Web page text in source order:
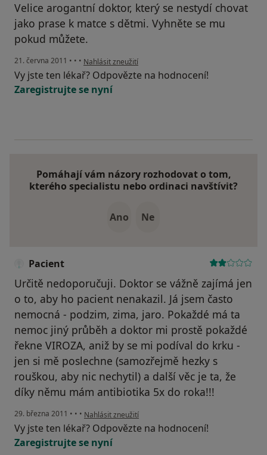
Velice arogantní doktor, který se nestydí chovat
jako prase k matce s dětmi. Vyhněte se mu
pokud můžete.
21. června 2011 • • • podle názoru uživatele Váš účet byl odstraněn
Nahlásit zneužití
Vy jste ten lékař? Odpovězte na hodnocení!
Zaregistrujte se nyní
Pomáhají vám názory rozhodovat o tom,
kterého specialistu nebo ordinaci navštívit?
Ano Ne
Pacient
Určitě nedoporučuji. Doktor se vážně zajímá jen
o to, aby ho pacient nenakazil. Já jsem často
nemocná - podzim, zima, jaro. Pokaždé má ta
nemoc jiný průběh a doktor mi prostě pokaždé
řekne VIROZA, aniž by se mi podíval do krku -
jen si mě poslechne (samozřejmě hezky s
rouškou, aby nic nechytil) a další věc je ta, že
díky němu mám antibiotika 5x do roka!!!
29. března 2011 • • • podle názoru uživatele Pacient
Nahlásit zneužití
Vy jste ten lékař? Odpovězte na hodnocení!
Zaregistrujte se nyní